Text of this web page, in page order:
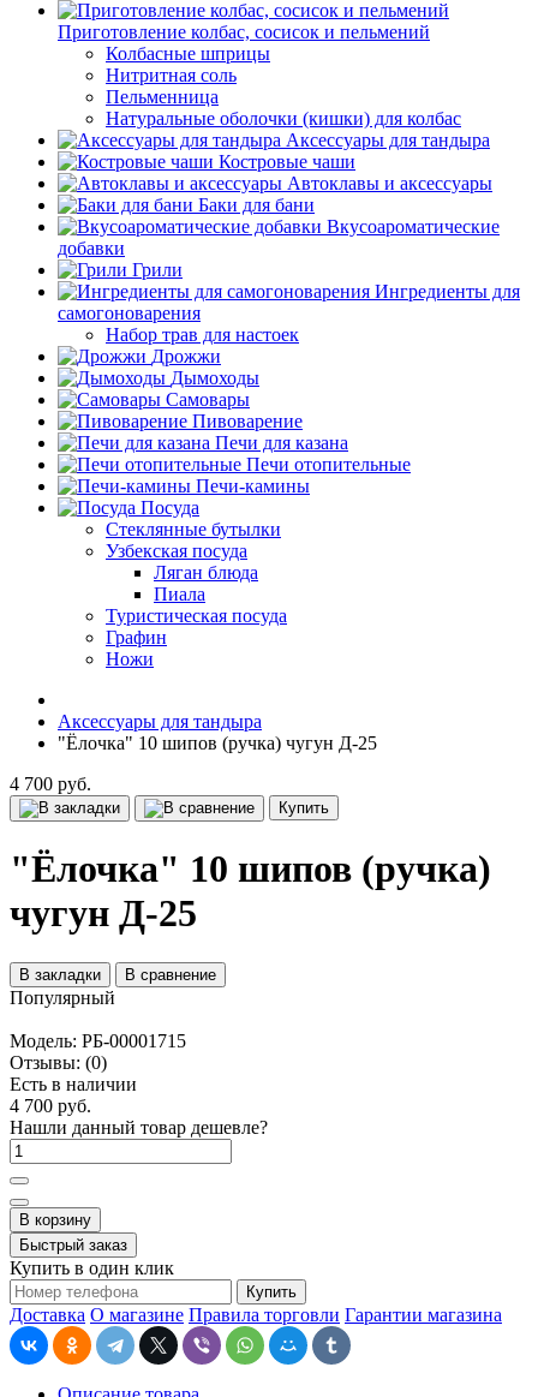
Приготовление колбас, сосисок и пельмений
Колбасные шприцы
Нитритная соль
Пельменница
Натуральные оболочки (кишки) для колбас
Аксессуары для тандыра
Костровые чаши
Автоклавы и аксессуары
Баки для бани
Вкусоароматические
добавки
Грили
Ингредиенты для
самогоноварения
Набор трав для настоек
Дрожжи
Дымоходы
Самовары
Пивоварение
Печи для казана
Печи отопительные
Печи-камины
Посуда
Стеклянные бутылки
Узбекская посуда
Ляган блюда
Пиала
Туристическая посуда
Графин
Ножи
Аксессуары для тандыра
"Ёлочка" 10 шипов (ручка) чугун Д-25
4 700 руб.
Купить
"Ёлочка" 10 шипов (ручка)
чугун Д-25
В закладки В сравнение
Популярный
Модель: РБ-00001715
Отзывы: (0)
Есть в наличии
4 700 руб.
Нашли данный товар дешевле?
В корзину
Быстрый заказ
Купить в один клик
Купить
Доставка О магазине Правила торговли Гарантии магазина